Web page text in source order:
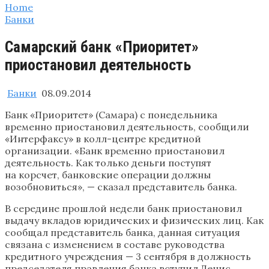
Home
Банки
Самарский банк «Приоритет»
приостановил деятельность
Банки 08.09.2014
Банк «Приоритет» (Самара) с понедельника
временно приостановил деятельность, сообщили
«Интерфаксу» в колл-центре кредитной
организации. «Банк временно приостановил
деятельность. Как только деньги поступят
на корсчет, банковские операции должны
возобновиться», — сказал представитель банка.
В середине прошлой недели банк приостановил
выдачу вкладов юридических и физических лиц. Как
сообщал представитель банка, данная ситуация
связана с изменением в составе руководства
кредитного учреждения — 3 сентября в должность